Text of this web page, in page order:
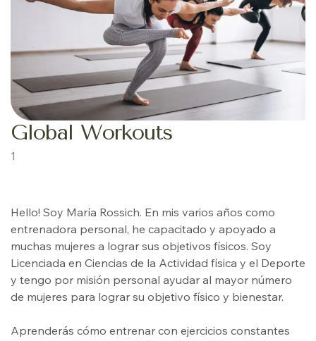
Global Workouts
1
Hello! Soy María Rossich. En mis varios años como
entrenadora personal, he capacitado y apoyado a
muchas mujeres a lograr sus objetivos físicos. Soy
Licenciada en Ciencias de la Actividad física y el Deporte
y tengo por misión personal ayudar al mayor número
de mujeres para lograr su objetivo físico y bienestar.
Aprenderás cómo entrenar con ejercicios constantes